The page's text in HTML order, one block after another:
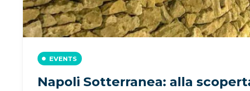
EVENTS
Napoli Sotterranea: alla